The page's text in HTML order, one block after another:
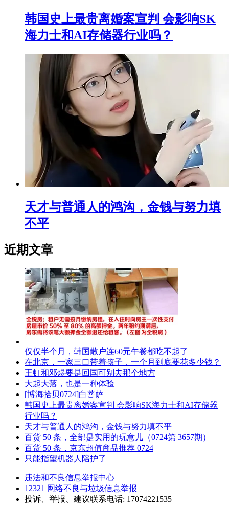
韩国史上最贵离婚案宣判 会影响SK
海力士和AI存储器行业吗？
天才与普通人的鸿沟，金钱与努力填
不平
近期文章
仅仅半个月，韩国散户连60元午餐都吃不起了
在北京，一家三口带着孩子，一个月到底要花多少钱？
王虹和邓煜要是回国可别去那个地方
大起大落，也是一种体验
[博海拾贝0724]白菩萨
韩国史上最贵离婚案宣判 会影响SK海力士和AI存储器
行业吗？
天才与普通人的鸿沟，金钱与努力填不平
百货 50 条，全部是实用的玩意儿（0724第 3657期）
百货 50 条，京东超值商品推荐 0724
只能指望机器人陪护了
违法和不良信息举报中心
12321 网络不良与垃圾信息举报
投诉、举报、建议联系电话: 17074221535